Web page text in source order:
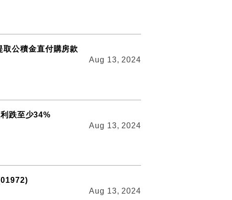
取公積金直付購房款
Aug 13, 2024
跌至少34%
Aug 13, 2024
Aug 13, 2024